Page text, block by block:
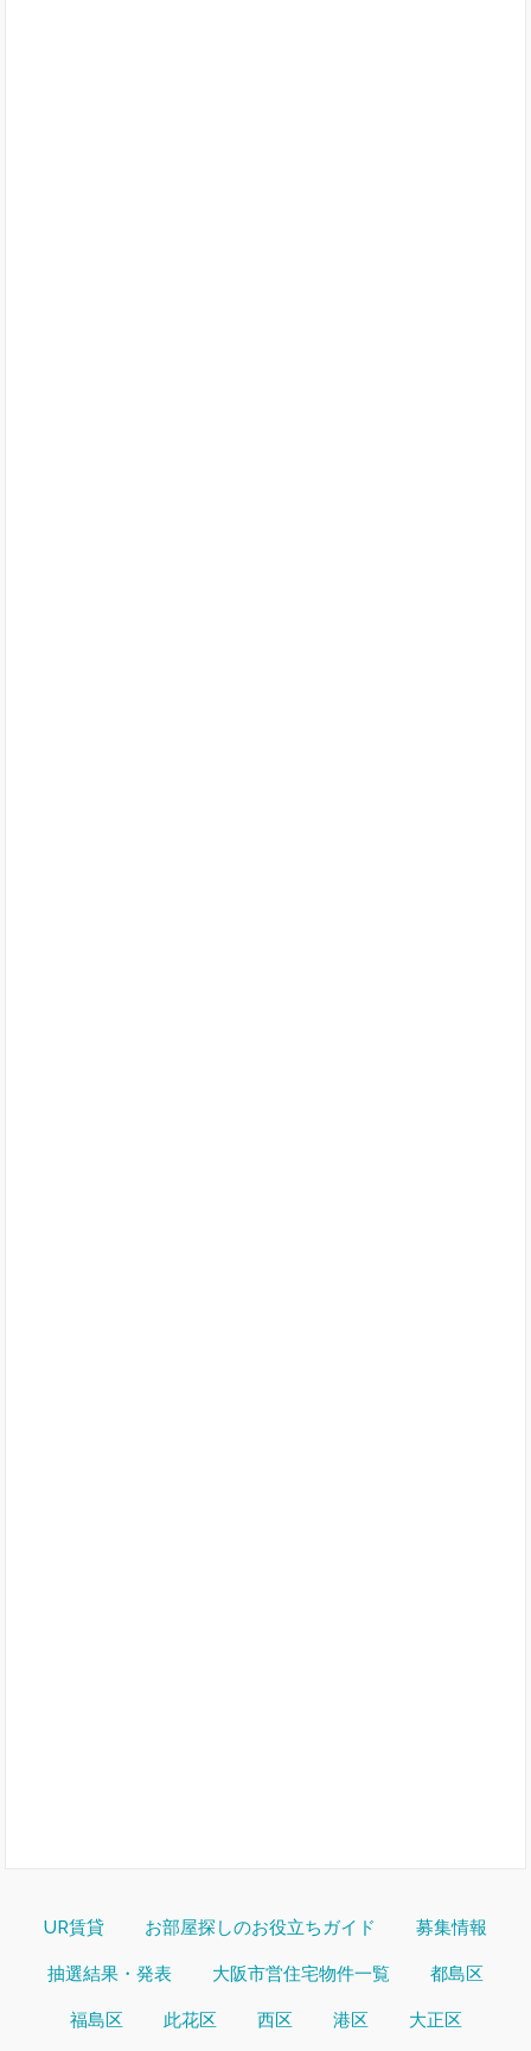
UR賃貸 お部屋探しのお役立ちガイド 募集情報
抽選結果・発表 大阪市営住宅物件一覧 都島区
福島区 此花区 西区 港区 大正区